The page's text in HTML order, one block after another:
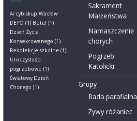
Arcybiskup Wacław
DEPO (1) Betel (1)
Dzień Życia
Konsekrowanego (1)
Rekolekcje szkolne (1)
Uroczystości
pogrzebowe (1)
Światowy Dzień
Chorego (1)
Sakrament
Małżeństwa
Namaszczenie
chorych
Pogrzeb
Katolicki
Grupy
Rada parafialna
Żywy różaniec